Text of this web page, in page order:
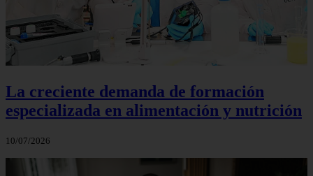
La creciente demanda de formación
especializada en alimentación y nutrición
10/07/2026